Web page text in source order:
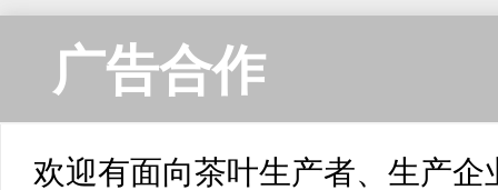
广告合作
欢迎有面向茶叶生产者、生产